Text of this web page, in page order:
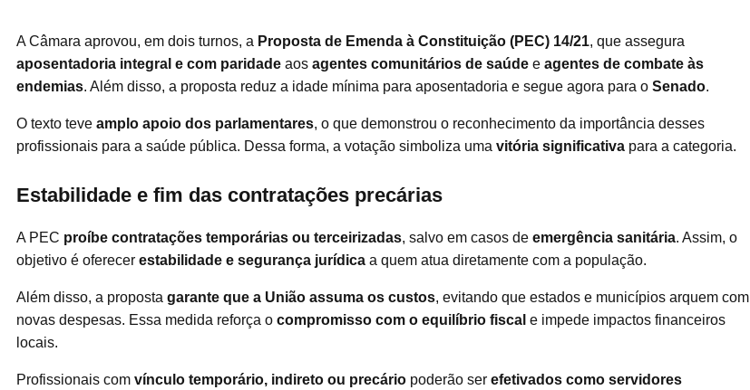
A Câmara aprovou, em dois turnos, a Proposta de Emenda à Constituição (PEC) 14/21, que assegura
aposentadoria integral e com paridade aos agentes comunitários de saúde e agentes de combate às
endemias. Além disso, a proposta reduz a idade mínima para aposentadoria e segue agora para o Senado.
O texto teve amplo apoio dos parlamentares, o que demonstrou o reconhecimento da importância desses
profissionais para a saúde pública. Dessa forma, a votação simboliza uma vitória significativa para a categoria.
Estabilidade e fim das contratações precárias
A PEC proíbe contratações temporárias ou terceirizadas, salvo em casos de emergência sanitária. Assim, o
objetivo é oferecer estabilidade e segurança jurídica a quem atua diretamente com a população.
Além disso, a proposta garante que a União assuma os custos, evitando que estados e municípios arquem com
novas despesas. Essa medida reforça o compromisso com o equilíbrio fiscal e impede impactos financeiros
locais.
Profissionais com vínculo temporário, indireto ou precário poderão ser efetivados como servidores